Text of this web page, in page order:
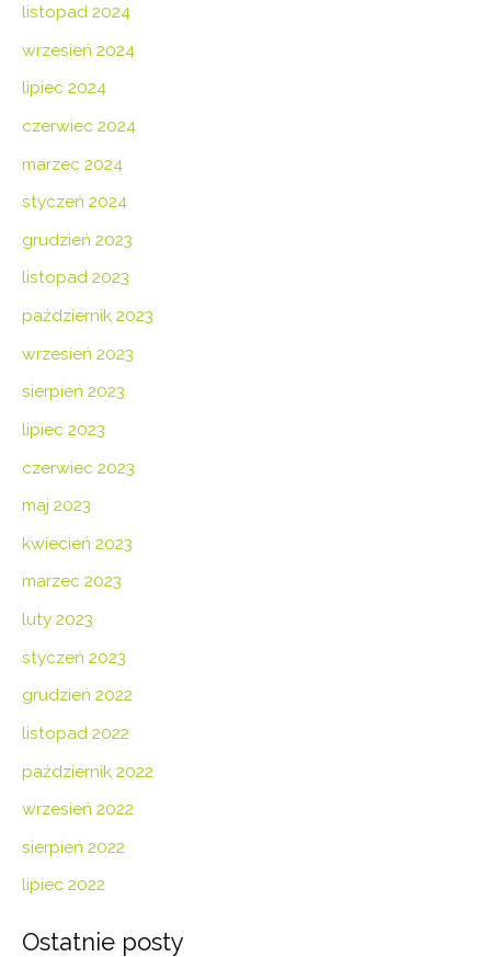
listopad 2024
wrzesień 2024
lipiec 2024
czerwiec 2024
marzec 2024
styczeń 2024
grudzień 2023
listopad 2023
październik 2023
wrzesień 2023
sierpień 2023
lipiec 2023
czerwiec 2023
maj 2023
kwiecień 2023
marzec 2023
luty 2023
styczeń 2023
grudzień 2022
listopad 2022
październik 2022
wrzesień 2022
sierpień 2022
lipiec 2022
Ostatnie posty